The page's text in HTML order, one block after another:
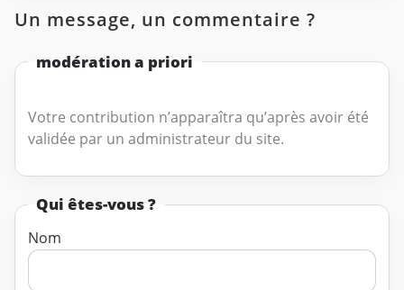
Un message, un commentaire ?
modération a priori
Votre contribution n’apparaîtra qu’après avoir été
validée par un administrateur du site.
Qui êtes-vous ?
Nom